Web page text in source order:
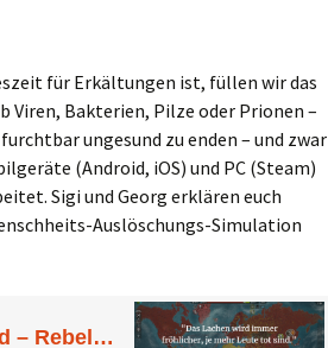
für Erkältungen ist, füllen wir das
Viren, Bakterien, Pilze oder Prionen –
ungesund zu enden – und zwar
(Android, iOS) und PC (Steam)
Sigi und Georg erklären euch
Auslöschungs-Simulation